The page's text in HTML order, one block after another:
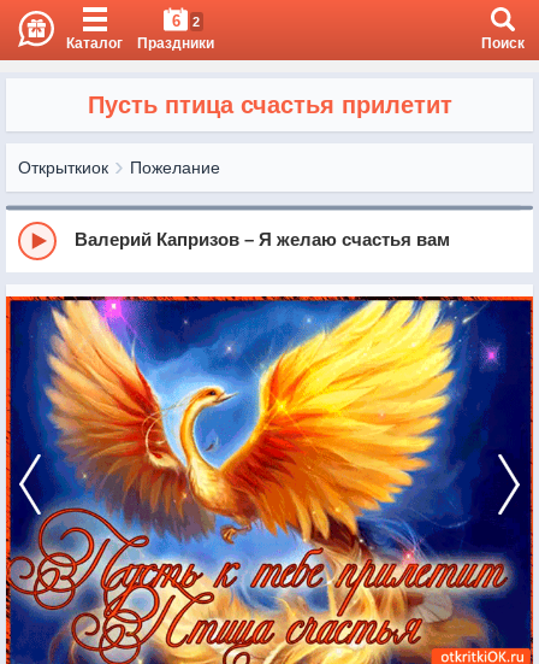
Каталог
6 2
Праздники Поиск
Пусть птица счастья прилетит
Открыткиок Пожелание
Валерий Капризов – Я желаю счастья вам